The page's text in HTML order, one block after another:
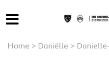
Home > Daniëlle >